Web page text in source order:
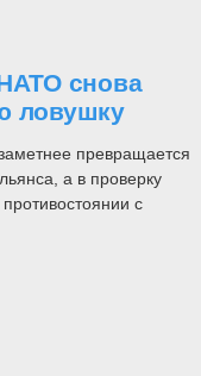
снова
ловушку
превращается
а в проверку
с